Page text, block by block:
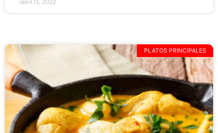
abril 13, 2022
PLATOS PRINCIPALES